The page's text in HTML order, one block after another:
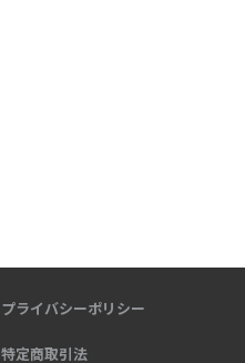
プライバシーポリシー
特定商取引法